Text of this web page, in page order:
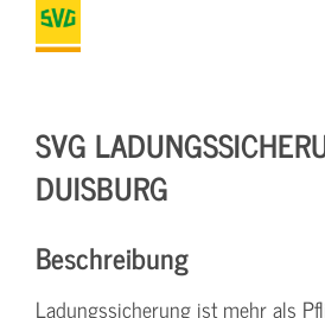
SVG
DUISBURG
Beschreibung
Ladungssicherung ist mehr als